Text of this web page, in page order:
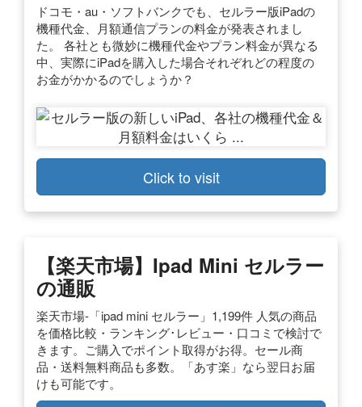
ドコモ・au・ソフトバンクでも、セルラー版iPadの
機種代金、月額通信プランの料金が発表されまし
た。 各社とも微妙に機種代金やプラン料金が異なる
中、実際にiPadを購入した場合それぞれどの程度の
お金がかかるのでしょうか？
Click to visit
【楽天市場】ipad Mini セルラー
の通販
楽天市場-「ipad mini セルラー」1,199件 人気の商品
を価格比較・ランキング･レビュー・口コミで検討で
きます。ご購入でポイント取得がお得。セール商
品・送料無料商品も多数。「あす楽」なら翌日お届
けも可能です。